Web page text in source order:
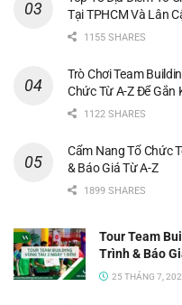
Tại TPHCM Và Lân
1155 SHARES
Trò Chơi Team
Chức Từ A-Z Để Gắn
1122 SHARES
Cẩm Nang Tổ Chức
& Báo Giá Từ A-Z
1899 SHARES
Tour Team
Trình & Báo
25 THÁNG 7,